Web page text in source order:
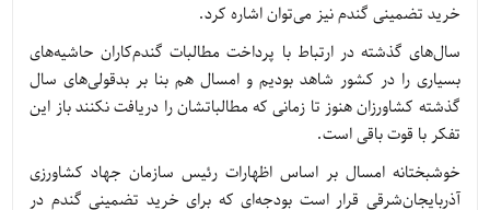
خرید تضمینی گندم نیز می‌توان اشاره کرد.
سال‌های گذشته در ارتباط با پرداخت مطالبات گندم‌کاران حاشیه‌های
بسیاری را در کشور شاهد بودیم و امسال هم بنا بر بدقولی‌های سال
گذشته کشاورزان هنوز تا زمانی که مطالباتشان را دریافت نکنند باز این
تفکر با قوت باقی است.
خوشبختانه امسال بر اساس اظهارات رئیس سازمان جهاد کشاورزی
آذربایجان‌شرقی قرار است بودجه‌ای که برای خرید تضمینی گندم در